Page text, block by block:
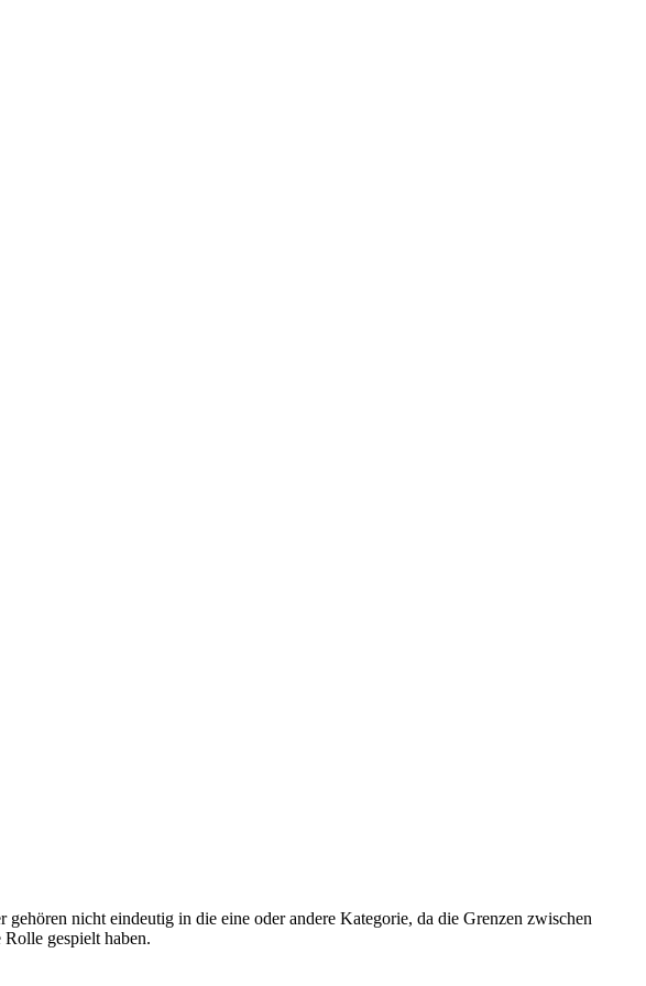
nicht eindeutig in die eine oder andere Kategorie, da die Grenzen zwischen
gespielt haben.